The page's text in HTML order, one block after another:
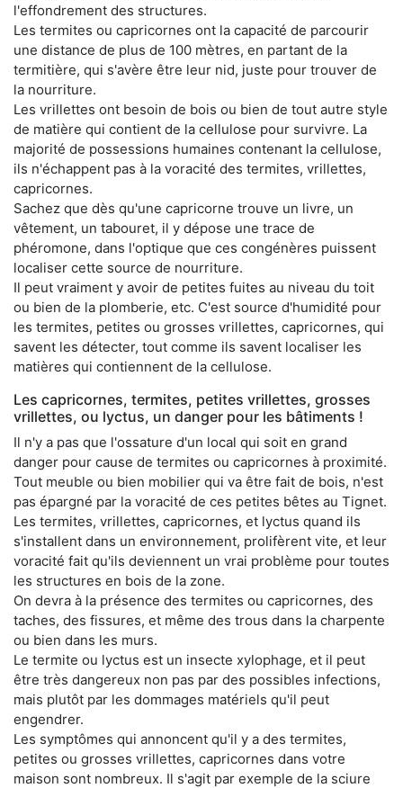
l'effondrement des structures.
Les termites ou capricornes ont la capacité de parcourir
une distance de plus de 100 mètres, en partant de la
termitière, qui s'avère être leur nid, juste pour trouver de
la nourriture.
Les vrillettes ont besoin de bois ou bien de tout autre style
de matière qui contient de la cellulose pour survivre. La
majorité de possessions humaines contenant la cellulose,
ils n'échappent pas à la voracité des termites, vrillettes,
capricornes.
Sachez que dès qu'une capricorne trouve un livre, un
vêtement, un tabouret, il y dépose une trace de
phéromone, dans l'optique que ces congénères puissent
localiser cette source de nourriture.
Il peut vraiment y avoir de petites fuites au niveau du toit
ou bien de la plomberie, etc. C'est source d'humidité pour
les termites, petites ou grosses vrillettes, capricornes, qui
savent les détecter, tout comme ils savent localiser les
matières qui contiennent de la cellulose.
Les capricornes, termites, petites vrillettes, grosses
vrillettes, ou lyctus, un danger pour les bâtiments !
Il n'y a pas que l'ossature d'un local qui soit en grand
danger pour cause de termites ou capricornes à proximité.
Tout meuble ou bien mobilier qui va être fait de bois, n'est
pas épargné par la voracité de ces petites bêtes au Tignet.
Les termites, vrillettes, capricornes, et lyctus quand ils
s'installent dans un environnement, prolifèrent vite, et leur
voracité fait qu'ils deviennent un vrai problème pour toutes
les structures en bois de la zone.
On devra à la présence des termites ou capricornes, des
taches, des fissures, et même des trous dans la charpente
ou bien dans les murs.
Le termite ou lyctus est un insecte xylophage, et il peut
être très dangereux non pas par des possibles infections,
mais plutôt par les dommages matériels qu'il peut
engendrer.
Les symptômes qui annoncent qu'il y a des termites,
petites ou grosses vrillettes, capricornes dans votre
maison sont nombreux. Il s'agit par exemple de la sciure